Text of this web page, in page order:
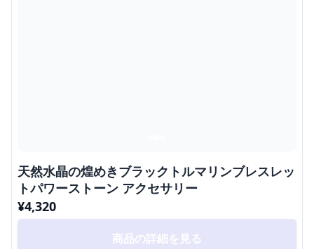
天然水晶の煌めきブラックトルマリンブレスレッ
トパワーストーン アクセサリー
¥4,320
商品の詳細を見る